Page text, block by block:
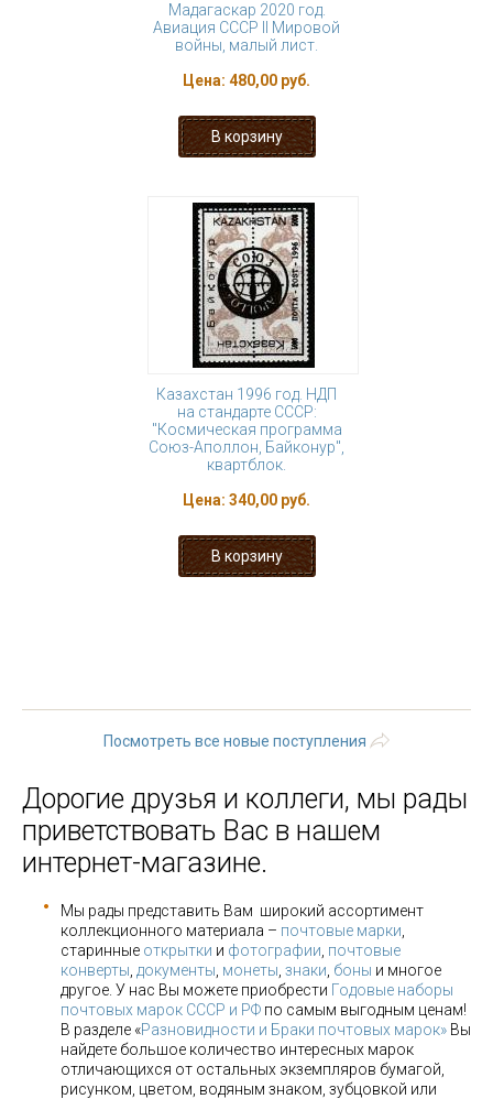
Мадагаскар 2020 год.
Авиация СССР II Мировой
войны, малый лист.
Цена: 480,00 руб.
Казахстан 1996 год. НДП
на стандарте СССР:
"Космическая программа
Союз-Аполлон, Байконур",
квартблок.
Цена: 340,00 руб.
Посмотреть все новые поступления
Дорогие друзья и коллеги, мы рады
приветствовать Вас в нашем
интернет-магазине.
Мы рады представить Вам широкий ассортимент
коллекционного материала – почтовые марки
старинные открытки и фотографии почтовые
конверты документы монеты знаки боны и многое
другое. У нас Вы можете приобрести Годовые наборы
почтовых марок СССР и РФ по самым выгодным ценам!
В разделе «Разновидности и Браки почтовых марок» Вы
найдете большое количество интересных марок
отличающихся от остальных экземпляров бумагой,
рисунком, цветом, водяным знаком, зубцовкой или